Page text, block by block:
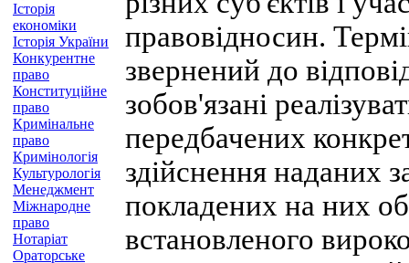
Історія
економіки
Історія України
Конкурентне
право
Конституційне
право
Кримінальне
право
Кримінологія
Культурологія
Менеджмент
Міжнародне
право
Нотаріат
Ораторське
правовідносин.
звернений до
зобов'язані
передбачених
здійснення наданих
покладених на них
встановленого